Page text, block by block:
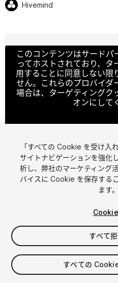
Hivemind
このコンテンツはサードパ
ってホストされており、
用することに同意しない限
せん。これらのプロバイダ
場合は、ターゲティングク
オンにして
クッキ
1/
$79.99
消費税は決済時に計算されます
「すべての Cookie を受け入
サイトナビゲーションを強化
析し、弊社のマーケティング
バイスに Cookie を保存する
ます。
すべて
すべての